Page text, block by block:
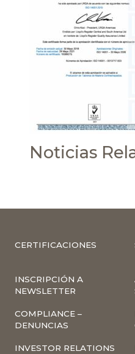
Noticias
CERTIFICACIONES
INSCRIPCIÓN A
NEWSLETTER
COMPLIANCE –
DENUNCIAS
INVESTOR RELATIONS